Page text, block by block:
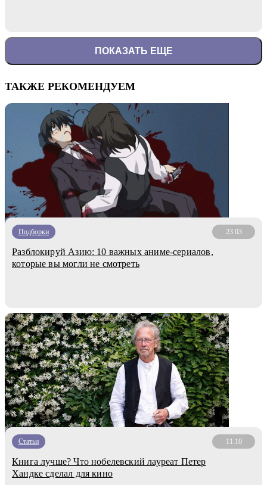
ПОКАЗАТЬ ЕЩЕ
ТАКЖЕ РЕКОМЕНДУЕМ
Подборки 23.03
Разблокируй Азию: 10 важных аниме-сериалов,
которые вы могли не смотреть
Статьи 11.10
Книга лучше? Что нобелевский лауреат Петер
Хандке сделал для кино